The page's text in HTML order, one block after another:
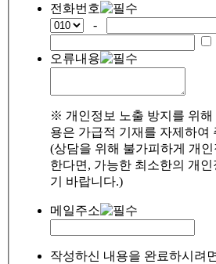
전화번호
-
오류내용
※ 개인정보 노출 방지를 위해
용은 가급적 기재를 자제하여
(상담을 위해 불가피하게 개
한다면, 가능한 최소한의 개인
기 바랍니다.)
메일주소
작성하신 내용을 완료하시려